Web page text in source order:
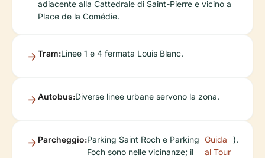
adiacente alla Cattedrale di Saint-Pierre e vicino a
Place de la Comédie.
Tram:Linee 1 e 4 fermata Louis Blanc.
Autobus:Diverse linee urbane servono la zona.
Parcheggio:Parking Saint Roch e Parking
Foch sono nelle vicinanze; il
Guida
al Tour
).